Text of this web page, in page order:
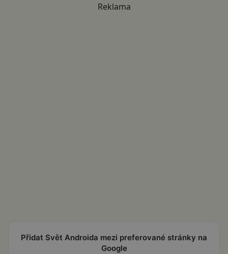
Reklama
Přidat Svět Androida mezi preferované stránky na
Google